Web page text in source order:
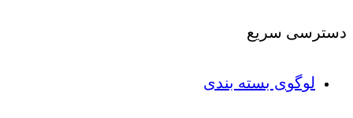
دسترسی سریع
لوگوی بسته بندی